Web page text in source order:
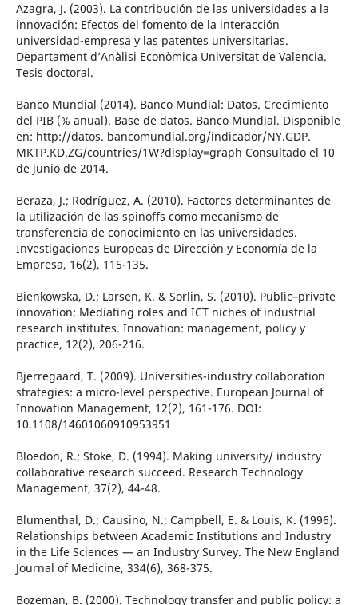
Azagra, J. (2003). La contribución de las universidades a la
innovación: Efectos del fomento de la interacción
universidad-empresa y las patentes universitarias.
Departament d’Anàlisi Econòmica Universitat de Valencia.
Tesis doctoral.
Banco Mundial (2014). Banco Mundial: Datos. Crecimiento
del PIB (% anual). Base de datos. Banco Mundial. Disponible
en: http://datos. bancomundial.org/indicador/NY.GDP.
MKTP.KD.ZG/countries/1W?display=graph Consultado el 10
de junio de 2014.
Beraza, J.; Rodríguez, A. (2010). Factores determinantes de
la utilización de las spinoffs como mecanismo de
transferencia de conocimiento en las universidades.
Investigaciones Europeas de Dirección y Economía de la
Empresa, 16(2), 115-135.
Bienkowska, D.; Larsen, K. & Sorlin, S. (2010). Public–private
innovation: Mediating roles and ICT niches of industrial
research institutes. Innovation: management, policy y
practice, 12(2), 206-216.
Bjerregaard, T. (2009). Universities-industry collaboration
strategies: a micro-level perspective. European Journal of
Innovation Management, 12(2), 161-176. DOI:
10.1108/14601060910953951
Bloedon, R.; Stoke, D. (1994). Making university/ industry
collaborative research succeed. Research Technology
Management, 37(2), 44-48.
Blumenthal, D.; Causino, N.; Campbell, E. & Louis, K. (1996).
Relationships between Academic Institutions and Industry
in the Life Sciences — an Industry Survey. The New England
Journal of Medicine, 334(6), 368-375.
Bozeman, B. (2000). Technology transfer and public policy: a